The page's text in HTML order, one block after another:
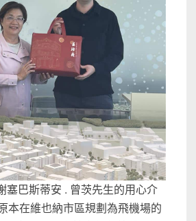
塞巴斯蒂安 . 曾茨先生的用心介
本在維也納市區規劃為飛機場的